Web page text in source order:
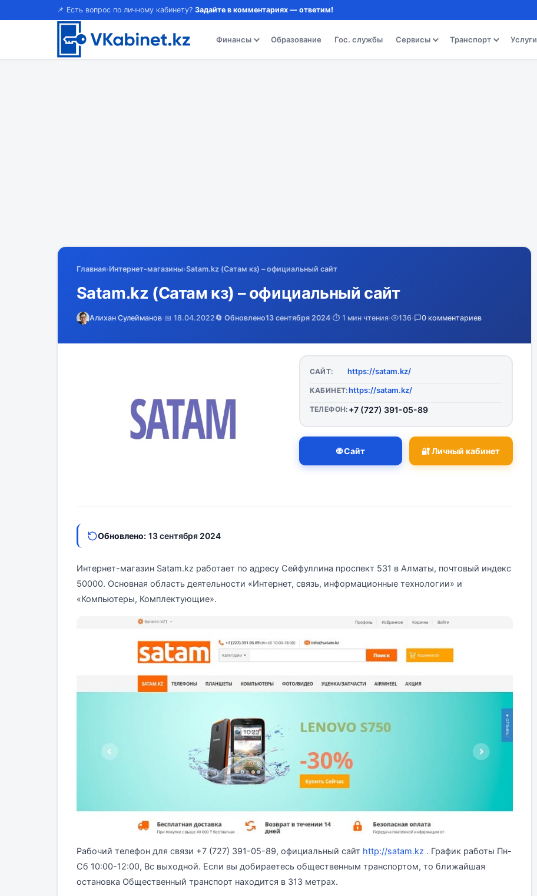
📌 Есть вопрос по личному кабинету? Задайте в комментариях — ответим!
Финансы Образование Гос. службы Сервисы Транспорт Услуги
Главная›Интернет-магазины›Satam.kz (Сатам кз) – официальный сайт
Satam.kz (Сатам кз) – официальный сайт
Алихан Сулейманов·📅 18.04.2022🔄 Обновлено13 сентября 2024·⏱️ 1 мин чтения· 136· 0 комментариев
САЙТ: https://satam.kz/
КАБИНЕТ:https://satam.kz/
ТЕЛЕФОН: +7 (727) 391-05-89
🌐 Сайт 🔐 Личный кабинет
Обновлено: 13 сентября 2024
Интернет-магазин Satam.kz работает по адресу Сейфуллина проспект 531 в Алматы, почтовый индекс
50000. Основная область деятельности «Интернет, связь, информационные технологии» и
«Компьютеры, Комплектующие».
Рабочий телефон для связи +7 (727) 391-05-89, официальный сайт http://satam.kz . График работы Пн-
Сб 10:00-12:00, Вс выходной. Если вы добираетесь общественным транспортом, то ближайшая
остановка Общественный транспорт находится в 313 метрах.